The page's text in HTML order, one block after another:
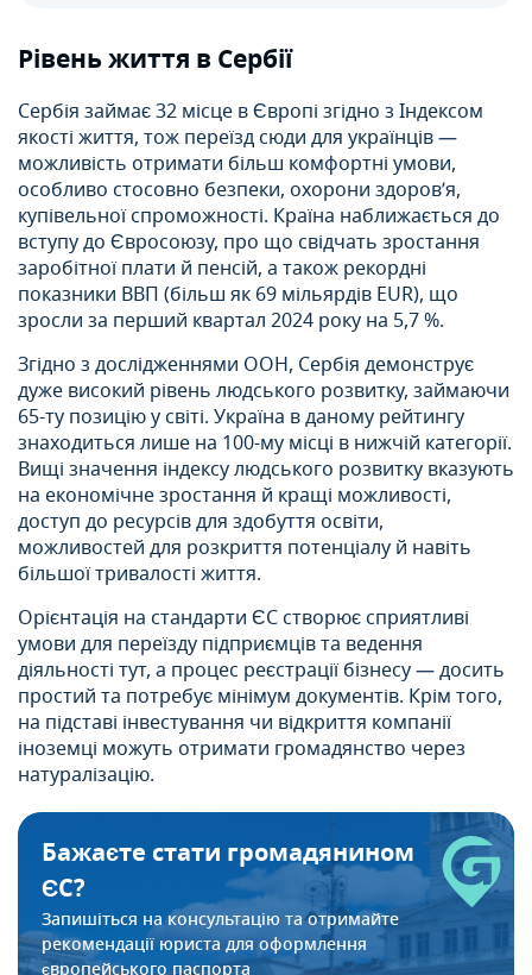
Рівень життя в Сербії
Сербія займає 32 місце в Європі згідно з Індексом
якості життя, тож переїзд сюди для українців —
можливість отримати більш комфортні умови,
особливо стосовно безпеки, охорони здоров’я,
купівельної спроможності. Країна наближається до
вступу до Євросоюзу, про що свідчать зростання
заробітної плати й пенсій, а також рекордні
показники ВВП (більш як 69 мільярдів EUR), що
зросли за перший квартал 2024 року на 5,7 %.
Згідно з дослідженнями ООН, Сербія демонструє
дуже високий рівень людського розвитку, займаючи
65-ту позицію у світі. Україна в даному рейтингу
знаходиться лише на 100-му місці в нижчій категорії.
Вищі значення індексу людського розвитку вказують
на економічне зростання й кращі можливості,
доступ до ресурсів для здобуття освіти,
можливостей для розкриття потенціалу й навіть
більшої тривалості життя.
Орієнтація на стандарти ЄС створює сприятливі
умови для переїзду підприємців та ведення
діяльності тут, а процес реєстрації бізнесу — досить
простий та потребує мінімум документів. Крім того,
на підставі інвестування чи відкриття компанії
іноземці можуть отримати громадянство через
натуралізацію.
Бажаєте стати громадянином
ЄС?
Запишіться на консультацію та отримайте
рекомендаціїюриста для оформлення
європейського паспорта